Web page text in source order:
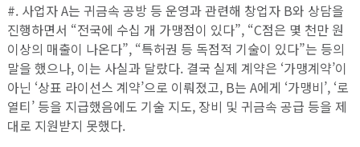
#. 사업자 A는 귀금속 공방 등 운영과 관련해 창업자 B와 상담을
진행하면서 “전국에 수십 개 가맹점이 있다”, “C점은 몇 천만 원
이상의 매출이 나온다”, “특허권 등 독점적 기술이 있다”는 등의
말을 했으나, 이는 사실과 달랐다. 결국 실제 계약은 ‘가맹계약’이
아닌 ‘상표 라이선스 계약’으로 이뤄졌고, B는 A에게 ‘가맹비’, ‘로
열티’ 등을 지급했음에도 기술 지도, 장비 및 귀금속 공급 등을 제
대로 지원받지 못했다.